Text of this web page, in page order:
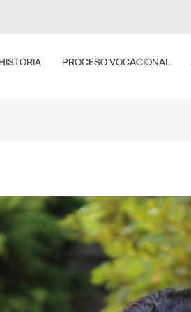
HISTORIA PROCESO VOCACIONAL